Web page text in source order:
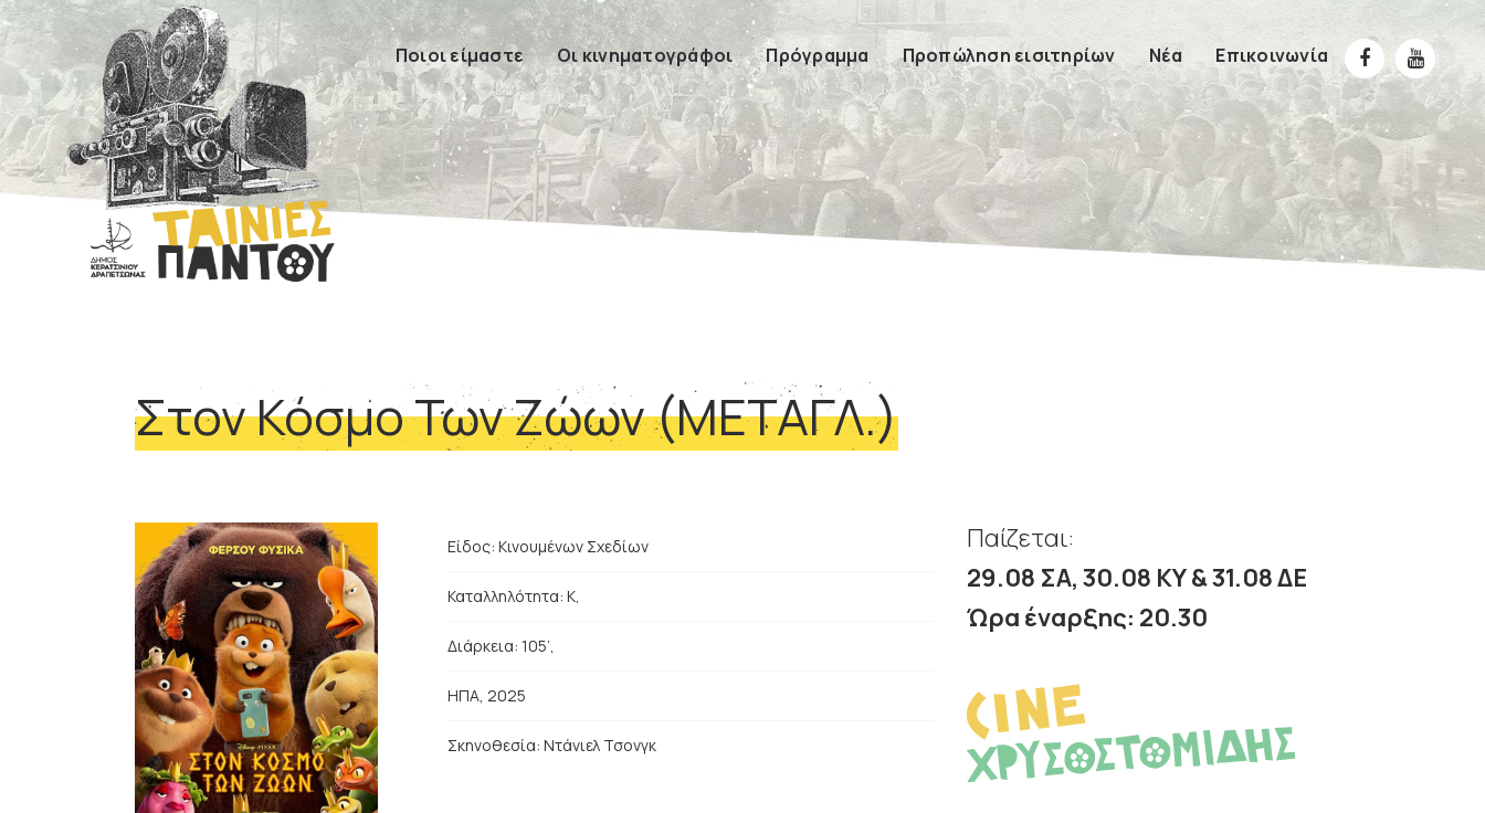
Ποιοι είμαστε Οι κινηματογράφοι Πρόγραμμα Προπώληση εισιτηρίων Νέα Επικοινωνία
Στον Κόσμο Των Ζώων (ΜΕΤΑΓΛ.)
Είδος: Κινουμένων Σχεδίων
Καταλληλότητα: Κ,
Διάρκεια: 105’,
ΗΠΑ, 2025
Σκηνοθεσία: Ντάνιελ Τσονγκ
Παίζεται:
29.08 ΣΑ, 30.08 ΚΥ & 31.08 ΔΕ
Ώρα έναρξης: 20.30